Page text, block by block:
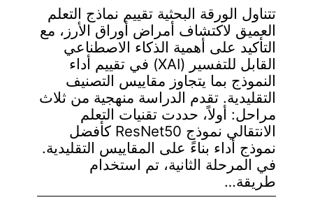
تتناول الورقة البحثية تقييم نماذج التعلم
العميق لاكتشاف أمراض أوراق الأرز، مع
التأكيد على أهمية الذكاء الاصطناعي
القابل للتفسير (XAI) في تقييم أداء
النموذج بما يتجاوز مقاييس التصنيف
التقليدية. تقدم الدراسة منهجية من ثلاث
مراحل: أولاً، حددت تقنيات التعلم
الانتقالي نموذج ResNet50 كأفضل
نموذج أداء بناءً على المقاييس التقليدية.
في المرحلة الثانية، تم استخدام
طريقة…